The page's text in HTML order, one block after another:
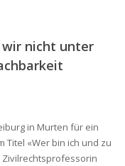
wir nicht unter
in Murten für ein
Titel «Wer bin ich und zu